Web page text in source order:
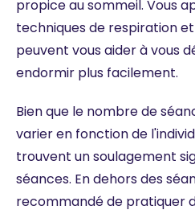
propice au sommeil. Vous
techniques de respiration
peuvent vous aider à vous
endormir plus facilement.
Bien que le nombre de
varier en fonction de
trouvent un soulagement
séances. En dehors des
recommandé de pratiquer